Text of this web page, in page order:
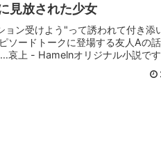
見放された少女
ョン受けよう"って誘われて付き添
ードトークに登場する友人Aの話
哀上 - Hamelnオリジナル小説で